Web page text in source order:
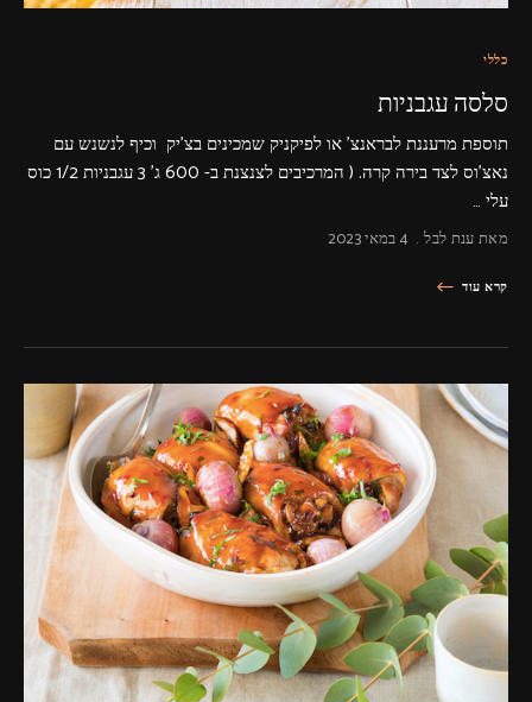
כללי
סלסה עגבניות
תוספת מרעננת לבראנצ' או לפיקניק שמכינים בצ'יק וכיף לנשנש עם
נאצ'וס לצד בירה קרה. ( המרכיבים לצנצנת ב- 600 ג' 3 עגבניות 1/2 כוס
עלי …
מאתענת לבל 4 במאי 2023
קרא עוד